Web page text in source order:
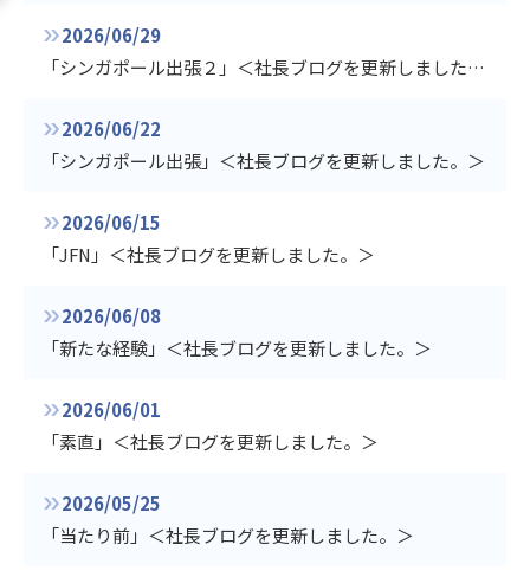
2026/06/29
「シンガポール出張２」＜社長ブログを更新しました。＞
2026/06/22
「シンガポール出張」＜社長ブログを更新しました。＞
2026/06/15
「JFN」＜社長ブログを更新しました。＞
2026/06/08
「新たな経験」＜社長ブログを更新しました。＞
2026/06/01
「素直」＜社長ブログを更新しました。＞
2026/05/25
「当たり前」＜社長ブログを更新しました。＞